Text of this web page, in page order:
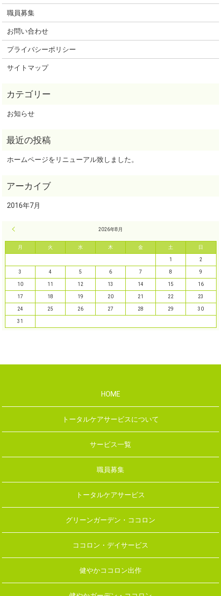
職員募集
お問い合わせ
プライバシーポリシー
サイトマップ
お知らせ
ホームページをリニューアル致しました。
2016年7月
2026年8月
月 火 水 木 金 土 日
1 2
3 4 5 6 7 8 9
10 11 12 13 14 15 16
17 18 19 20 21 22 23
24 25 26 27 28 29 30
31
HOME
トータルケアサービスについて
サービス一覧
職員募集
トータルケアサービス
グリーンガーデン・ココロン
ココロン・デイサービス
健やかココロン出作